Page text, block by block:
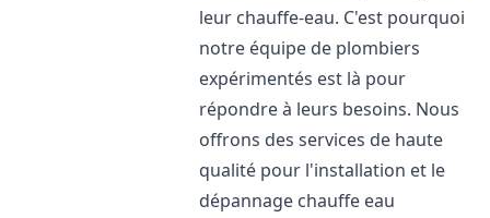
leur chauffe-eau. C'est pourquoi
notre équipe de plombiers
expérimentés est là pour
répondre à leurs besoins. Nous
offrons des services de haute
qualité pour l'installation et le
dépannage chauffe eau